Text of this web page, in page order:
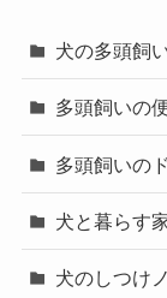
犬の多頭飼
多頭飼いの
多頭飼いの
犬と暮らす
犬のしつけ